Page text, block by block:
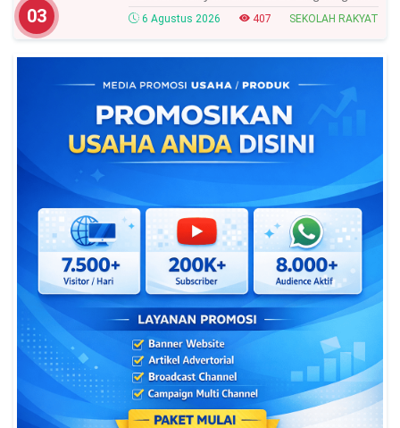
03
Kementerian Sosial RI, Ini Daftar Nama
Peserta Yang Lolos!
6 Agustus 2026 407 SEKOLAH RAKYAT